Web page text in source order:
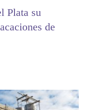
Plata su
de